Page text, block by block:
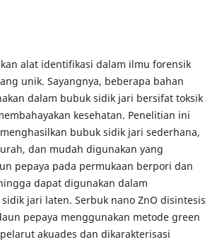
alat identifikasi dalam ilmu forensik
unik. Sayangnya, beberapa bahan
dalam bubuk sidik jari bersifat toksik
kesehatan. Penelitian ini
bubuk sidik jari sederhana,
dan mudah digunakan yang
pepaya pada permukaan berpori dan
dapat digunakan dalam
jari laten. Serbuk nano ZnO disintesis
pepaya menggunakan metode green
akuades dan dikarakterisasi